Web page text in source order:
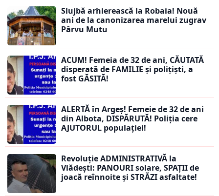
Slujbă arhierească la Robaia! Nouă
ani de la canonizarea marelui zugrav
Pârvu Mutu
ACUM! Femeia de 32 de ani, CĂUTATĂ
disperată de FAMILIE și polițiști, a
fost GĂSITĂ!
ALERTĂ în Argeș! Femeie de 32 de ani
din Albota, DISPĂRUTĂ! Poliția cere
AJUTORUL populației!
Revoluție ADMINISTRATIVĂ la
Vlădești: PANOURI solare, SPAȚII de
joacă reînnoite și STRĂZI asfaltate!